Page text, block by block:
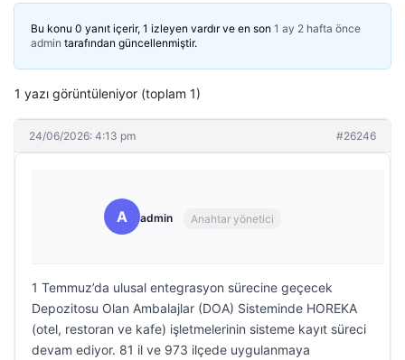
Bu konu 0 yanıt içerir, 1 izleyen vardır ve en son 1 ay 2 hafta önce
admin tarafından güncellenmiştir.
1 yazı görüntüleniyor (toplam 1)
24/06/2026: 4:13 pm #26246
A admin Anahtar yönetici
1 Temmuz’da ulusal entegrasyon sürecine geçecek
Depozitosu Olan Ambalajlar (DOA) Sisteminde HOREKA
(otel, restoran ve kafe) işletmelerinin sisteme kayıt süreci
devam ediyor. 81 il ve 973 ilçede uygulanmaya